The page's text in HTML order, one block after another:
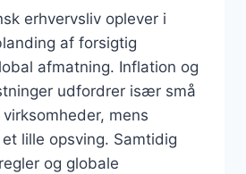
erhvervsliv oplever i
af forsigtig
afmatning. Inflation og
udfordrer især små
mens
lille opsving. Samtidig
og globale